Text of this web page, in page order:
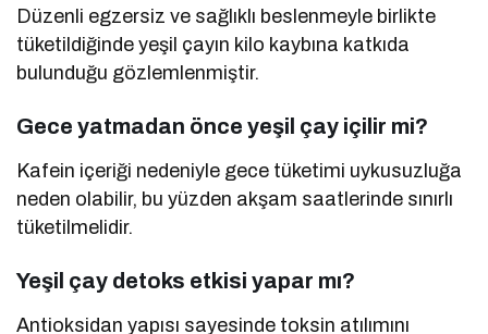
Düzenli egzersiz ve sağlıklı beslenmeyle birlikte
tüketildiğinde yeşil çayın kilo kaybına katkıda
bulunduğu gözlemlenmiştir.
Gece yatmadan önce yeşil çay içilir mi?
Kafein içeriği nedeniyle gece tüketimi uykusuzluğa
neden olabilir, bu yüzden akşam saatlerinde sınırlı
tüketilmelidir.
Yeşil çay detoks etkisi yapar mı?
Antioksidan yapısı sayesinde toksin atılımını